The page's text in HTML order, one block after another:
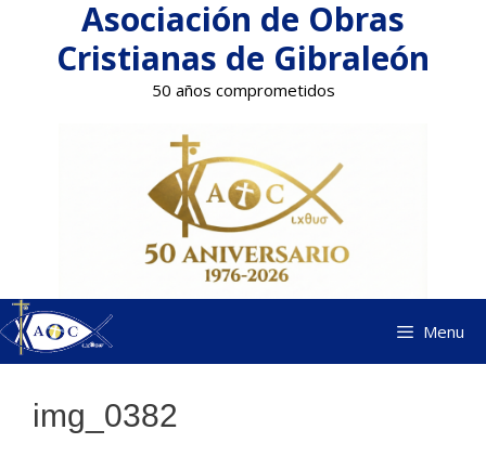
contenido
Asociación de Obras
Cristianas de Gibraleón
50 años comprometidos
Menu
img_0382